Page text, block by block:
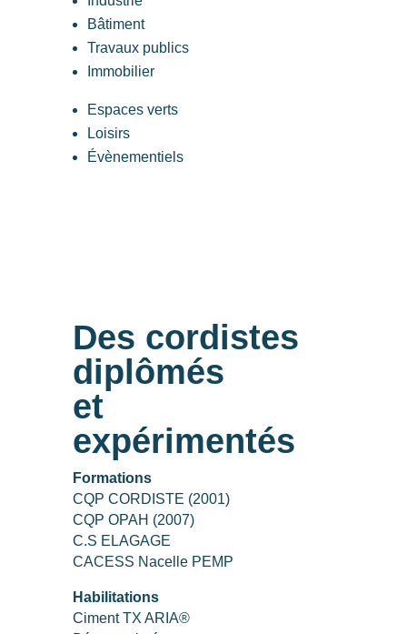
Bâtiment
Travaux publics
Immobilier
Espaces verts
Loisirs
Évènementiels
Des cordistes
diplômés
et
expérimentés
Formations
CQP CORDISTE (2001)
CQP OPAH (2007)
C.S ELAGAGE
CACESS Nacelle PEMP
Habilitations
Ciment TX ARIA®